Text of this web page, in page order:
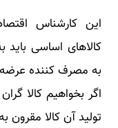
این کارشناس
به مصرف کننده عرضه
اگر بخواهیم کالا
تولید آن کالا مقرون